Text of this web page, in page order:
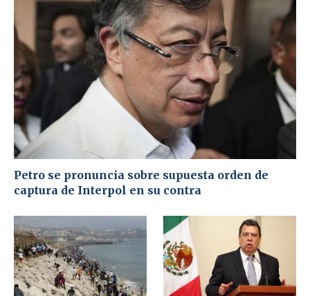
Petro se pronuncia sobre supuesta orden de
captura de Interpol en su contra